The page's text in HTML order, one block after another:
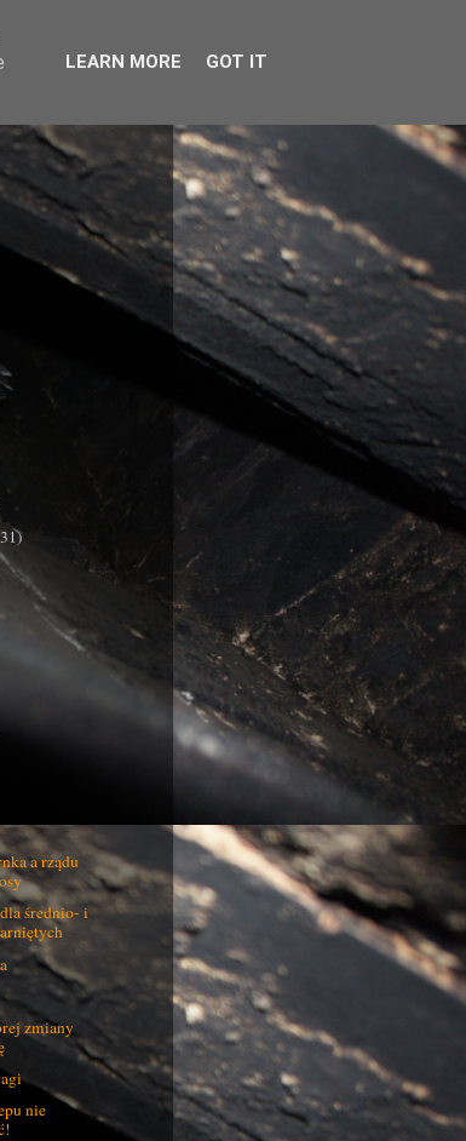
a rządu
średnio- i
zmiany
nie
LEARN MORE GOT IT